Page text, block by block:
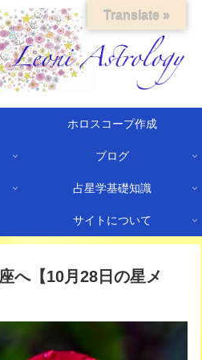
ホロスコープ作成
ブログ
占星学基礎知識
サイトについて
へ【10月28日の星メ
Translate »